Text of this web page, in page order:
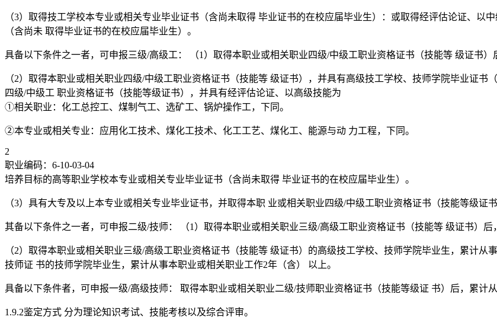
（3）取得技工学校本专业或相关专业毕业证书（含尚未取得 毕业证书的在校应届毕业生）：或取得经评估论证、以
（含尚未 取得毕业证书的在校应届毕业生）。
具备以下条件之一者，可申报三级/高级工： （1）取得本职业或相关职业四级/中级工职业资格证书（技能等 级证书）
（2）取得本职业或相关职业四级/中级工职业资格证书（技能等 级证书），并具有高级技工学校、技师学院毕业证
四级/中级工 职业资格证书（技能等级证书），并具有经评估论证、以高级技能为
①相关职业：化工总控工、煤制气工、选矿工、锅炉操作工，下同。
②本专业或相关专业：应用化工技术、煤化工技术、化工工艺、煤化工、能源与动 力工程，下同。
2
职业编码：6-10-03-04
培养目标的高等职业学校本专业或相关专业毕业证书（含尚未取得 毕业证书的在校应届毕业生）。
（3）具有大专及以上本专业或相关专业毕业证书，并取得本职 业或相关职业四级/中级工职业资格证书（技能等级证
其备以下条件之一者，可申报二级/技师： （1）取得本职业或相关职业三级/高级工职业资格证书（技能等 级证书）后
（2）取得本职业或相关职业三级/高级工职业资格证书（技能等 级证书）的高级技工学校、技师学院毕业生，累计
技师证 书的技师学院毕业生，累计从事本职业或相关职业工作2年（含） 以上。
具备以下条件者，可申报一级/高级技师： 取得本职业或相关职业二级/技师职业资格证书（技能等级证 书）后，累计
1.9.2鉴定方式 分为理论知识考试、技能考核以及综合评审。